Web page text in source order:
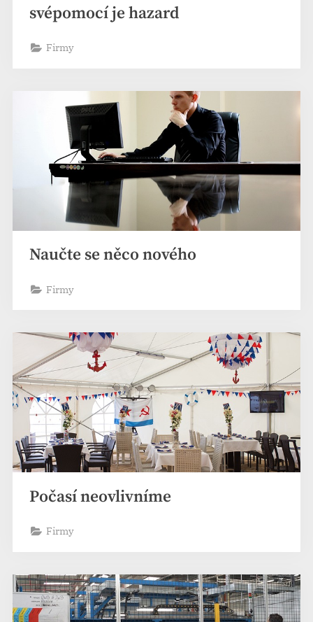
svépomocí je hazard
Firmy
Naučte se něco nového
Firmy
Počasí neovlivníme
Firmy